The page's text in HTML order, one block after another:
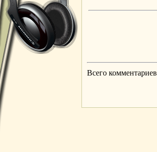
Всего комментариев